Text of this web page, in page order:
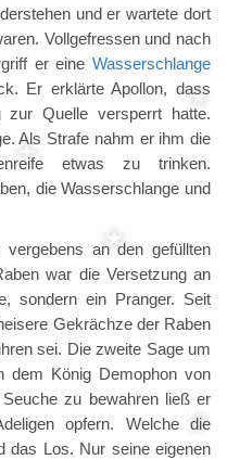
und er wartete dort
Vollgefressen und nach
er eine Wasserschlange
Er erklärte Apollon, dass
zur Quelle versperrt hatte.
Als Strafe nahm er ihm die
etwas zu trinken.
die Wasserschlange und
an den gefüllten
war die Versetzung an
sondern ein Pranger. Seit
Gekrächze der Raben
sei. Die zweite Sage um
dem König Demophon von
zu bewahren ließ er
opfern. Welche die
das Los. Nur seine eigenen